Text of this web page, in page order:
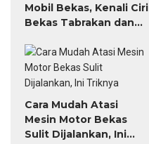
Mobil Bekas, Kenali Ciri
Bekas Tabrakan dan
Cara Mudah Atasi
Mesin Motor Bekas
Sulit Dijalankan, Ini